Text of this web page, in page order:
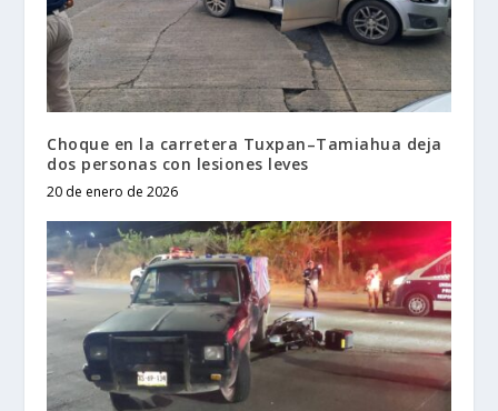
Choque en la carretera Tuxpan–Tamiahua deja
dos personas con lesiones leves
20 de enero de 2026